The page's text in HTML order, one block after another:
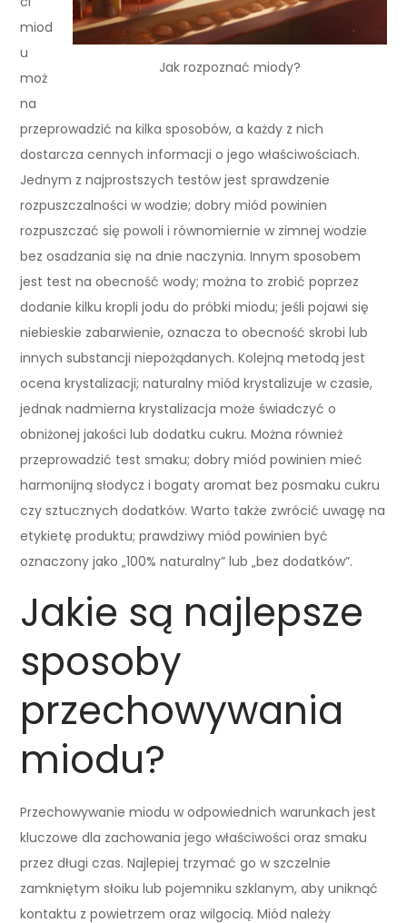
Jak rozpoznać miody?
miod
u
moż
na
przeprowadzić na kilka sposobów, a każdy z nich
dostarcza cennych informacji o jego właściwościach.
Jednym z najprostszych testów jest sprawdzenie
rozpuszczalności w wodzie; dobry miód powinien
rozpuszczać się powoli i równomiernie w zimnej wodzie
bez osadzania się na dnie naczynia. Innym sposobem
jest test na obecność wody; można to zrobić poprzez
dodanie kilku kropli jodu do próbki miodu; jeśli pojawi się
niebieskie zabarwienie, oznacza to obecność skrobi lub
innych substancji niepożądanych. Kolejną metodą jest
ocena krystalizacji; naturalny miód krystalizuje w czasie,
jednak nadmierna krystalizacja może świadczyć o
obniżonej jakości lub dodatku cukru. Można również
przeprowadzić test smaku; dobry miód powinien mieć
harmonijną słodycz i bogaty aromat bez posmaku cukru
czy sztucznych dodatków. Warto także zwrócić uwagę na
etykietę produktu; prawdziwy miód powinien być
oznaczony jako „100% naturalny” lub „bez dodatków”.
Jakie są najlepsze
sposoby
przechowywania
miodu?
Przechowywanie miodu w odpowiednich warunkach jest
kluczowe dla zachowania jego właściwości oraz smaku
przez długi czas. Najlepiej trzymać go w szczelnie
zamkniętym słoiku lub pojemniku szklanym, aby uniknąć
kontaktu z powietrzem oraz wilgocią. Miód należy